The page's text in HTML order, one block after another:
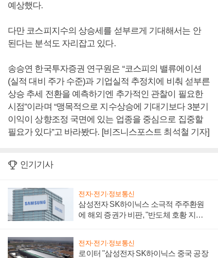
예상했다.
다만 코스피지수의 상승세를 섣부르게 기대해서는 안
된다는 분석도 자리잡고 있다.
송승연 한국투자증권 연구원은 “코스피의 밸류에이션
(실적 대비 주가 수준)과 기업실적 추정치에 비춰 섣부른
상승 추세 전환을 예측하기엔 추가적인 관찰이 필요한
시점”이라며 “맹목적으로 지수상승에 기대기보다 3분기
이익이 상향조정 국면에 있는 업종을 중심으로 집중할
필요가 있다”고 바라봤다. [비즈니스포스트 최석철 기자]
인기기사
전자·전기·정보통신
삼성전자 SK하이닉스 소극적 주주환원
에 해외 증권가 비판, "반도체 호황 지속
전자·전기·정보통신
로이터 "삼성전자 SK하이닉스 중국 공장